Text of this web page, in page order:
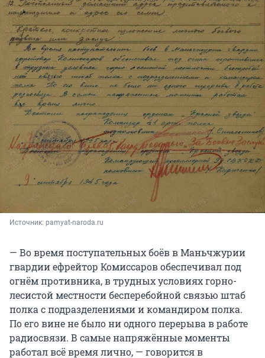
Источник: pamyat-naroda.ru
— Во время поступательных боёв в Маньчжурии
гвардии ефрейтор Комиссаров обеспечивал под
огнём противника, в трудных условиях горно-
лесистой местности бесперебойной связью штаб
полка с подразделениями и командиром полка.
По его вине не было ни одного перерыва в работе
радиосвязи. В самые напряжённые моменты
работал всё время лично, — говорится в